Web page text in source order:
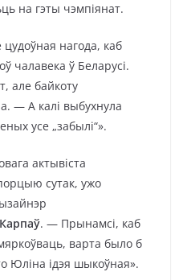
на гэты чэмпіянат.
цудоўная нагода, каб
чалавека ў Беларусі.
але байкоту
— А калі выбухнула
усе „забылі“».
актывіста
сутак, ужо
. — Прынамсі, каб
варта было б
Юліна ідэя шыкоўная».